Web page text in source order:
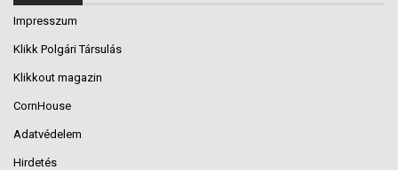
Impresszum
Klikk Polgári Társulás
Klikkout magazin
CornHouse
Adatvédelem
Hirdetés